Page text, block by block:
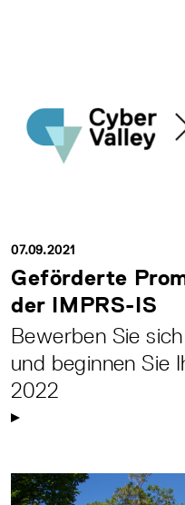
07.09.2021
Geförderte
der IMPRS-IS
Bewerben Sie
und beginnen Sie
2022